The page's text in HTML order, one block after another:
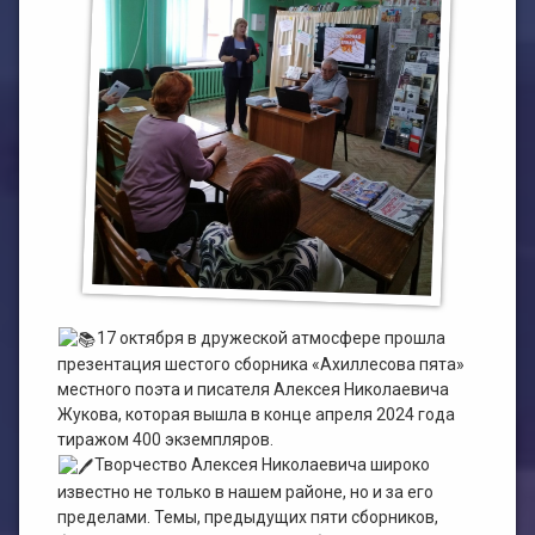
План работы филиала №1
План работы филиала №2
ЭЛЕКТРОННЫЙ КАТАЛОГ
17 октября в дружеской атмосфере прошла
презентация шестого сборника «Ахиллесова пята»
местного поэта и писателя Алексея Николаевича
Жукова, которая вышла в конце апреля 2024 года
тиражом 400 экземпляров.
Творчество Алексея Николаевича широко
известно не только в нашем районе, но и за его
пределами. Темы, предыдущих пяти сборников,